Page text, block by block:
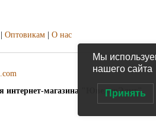
| Оптовикам | О нас
интернет-магазина "ЮвелирЭлит".
Мы
нашего сайта
Принять